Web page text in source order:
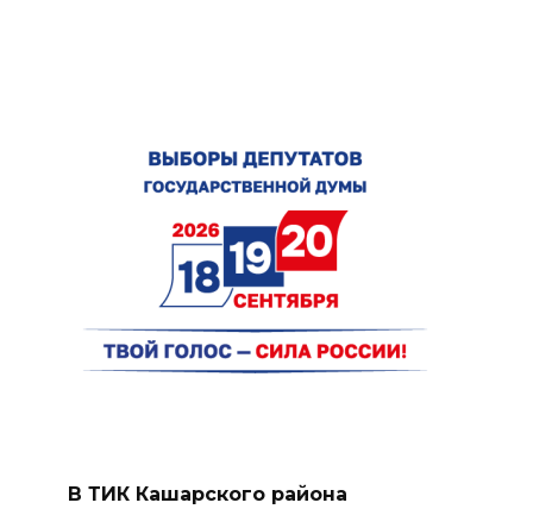
В ТИК Кашарского района